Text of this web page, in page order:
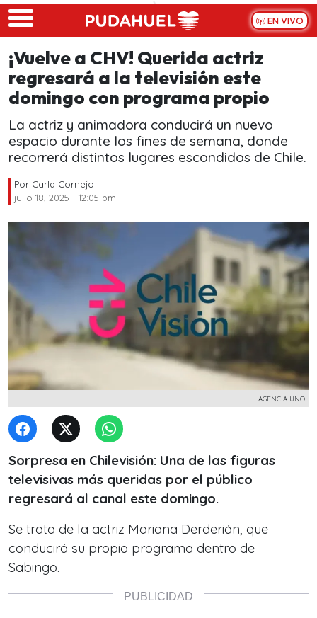
Skip to main content
EN VIVO
¡Vuelve a CHV! Querida actriz
regresará a la televisión este
domingo con programa propio
La actriz y animadora conducirá un nuevo
espacio durante los fines de semana, donde
recorrerá distintos lugares escondidos de Chile.
Por Carla Cornejo
julio 18, 2025 - 12:05 pm
AGENCIA UNO
Sorpresa en Chilevisión: Una de las figuras
televisivas más queridas por el público
regresará al canal este domingo.
Se trata de la actriz Mariana Derderián, que
conducirá su propio programa dentro de
Sabingo.